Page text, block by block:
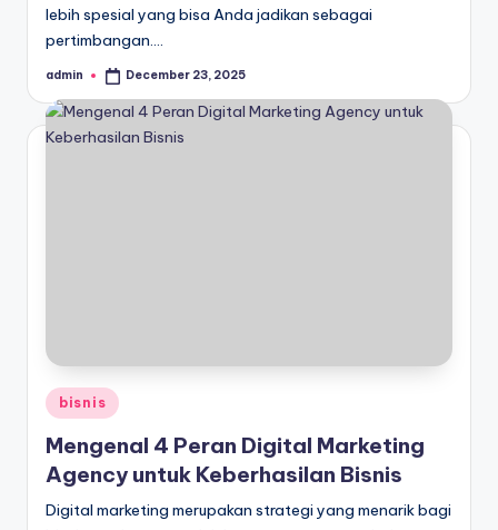
lebih spesial yang bisa Anda jadikan sebagai
pertimbangan.…
Posted
admin December 23, 2025
Posted
in
bisnis
Mengenal 4 Peran Digital Marketing
Agency untuk Keberhasilan Bisnis
Digital marketing merupakan strategi yang menarik bagi